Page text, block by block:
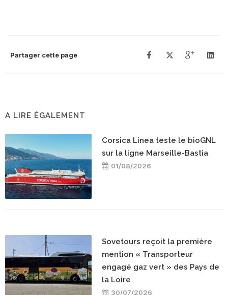
Partager cette page
A LIRE ÉGALEMENT
Corsica Linea teste le bioGNL
sur la ligne Marseille-Bastia
01/08/2026
Sovetours reçoit la première
mention « Transporteur
engagé gaz vert » des Pays de
la Loire
30/07/2026